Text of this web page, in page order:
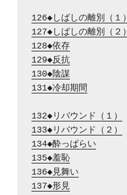
126◆しばしの離別（１）
127◆しばしの離別（２）
128◆依存
129◆反抗
130◆陰謀
131◆冷却期間
132◆リバウンド（１）
133◆リバウンド（２）
134◆酔っぱらい
135◆羞恥
136◆見舞い
137◆形見